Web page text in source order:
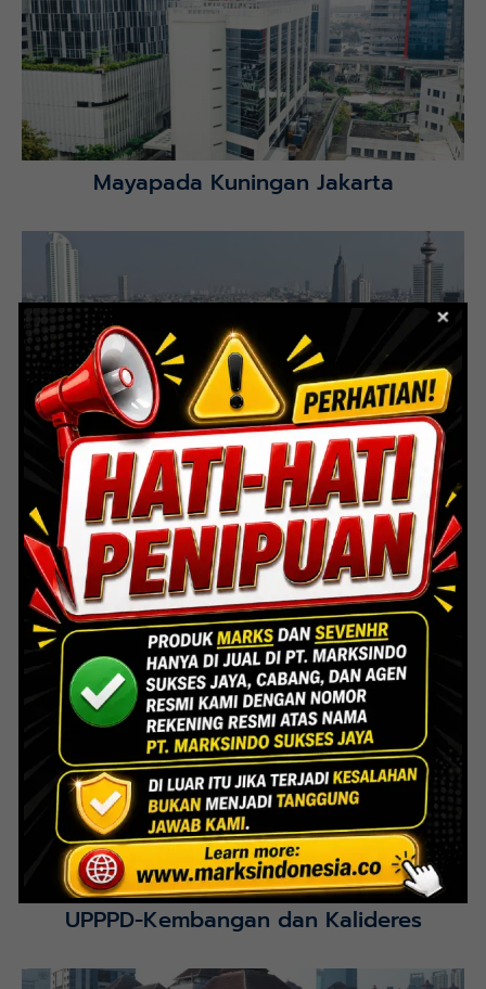
Mayapada Hospital Kuningan (MHKN), Kuningan, Jakarta
Selatan.
Lihat Detail Proyek
Mayapada Kuningan Jakarta
Lihat Detail Proyek
Indoor Multifunction Stadium (FIBA)
Senayan
Lihat Detail Proyek
Interior Bank BTN Jatimurni, Bekasi
Lihat Detail Proyek
UPPPD-Kembangan dan Kalideres